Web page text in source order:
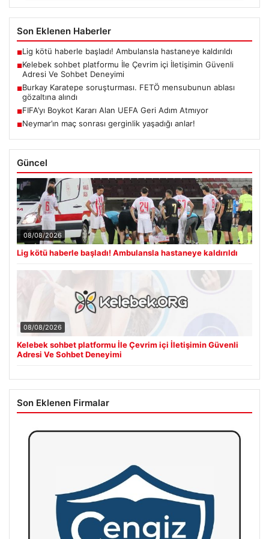
Son Eklenen Haberler
■Lig kötü haberle başladı! Ambulansla hastaneye kaldırıldı
■Kelebek sohbet platformu İle Çevrim içi İletişimin Güvenli
Adresi Ve Sohbet Deneyimi
■Burkay Karatepe soruşturması. FETÖ mensubunun ablası
gözaltına alındı
■FIFA’yı Boykot Kararı Alan UEFA Geri Adım Atmıyor
■Neymar’ın maç sonrası gerginlik yaşadığı anlar!
Güncel
08/08/2026
Lig kötü haberle başladı! Ambulansla hastaneye kaldırıldı
08/08/2026
Kelebek sohbet platformu İle Çevrim içi İletişimin Güvenli
Adresi Ve Sohbet Deneyimi
Son Eklenen Firmalar